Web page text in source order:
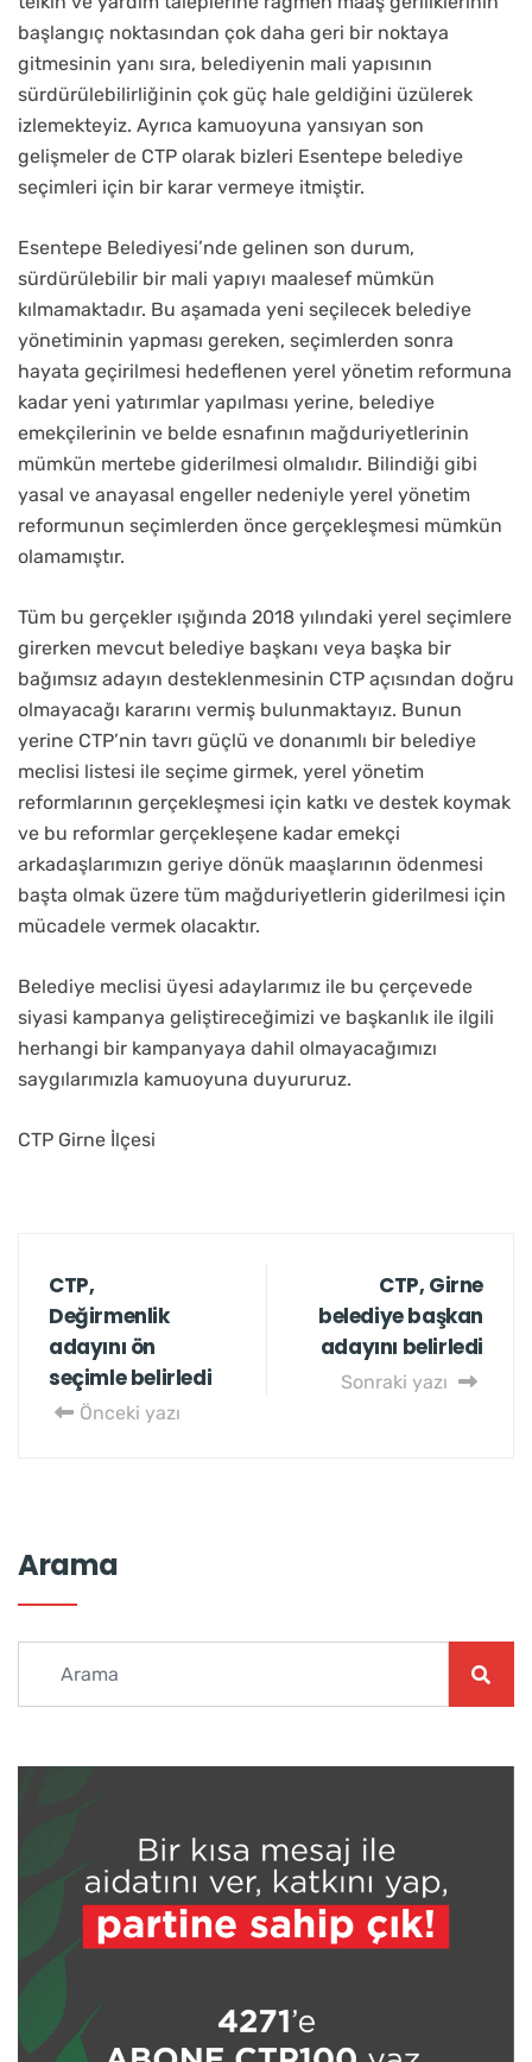
başlangıç noktasından çok daha geri bir noktaya
gitmesinin yanı sıra, belediyenin mali yapısının
sürdürülebilirliğinin çok güç hale geldiğini üzülerek
izlemekteyiz. Ayrıca kamuoyuna yansıyan son
gelişmeler de CTP olarak bizleri Esentepe belediye
seçimleri için bir karar vermeye itmiştir.
Esentepe Belediyesi’nde gelinen son durum,
sürdürülebilir bir mali yapıyı maalesef mümkün
kılmamaktadır. Bu aşamada yeni seçilecek belediye
yönetiminin yapması gereken, seçimlerden sonra
hayata geçirilmesi hedeflenen yerel yönetim reformuna
kadar yeni yatırımlar yapılması yerine, belediye
emekçilerinin ve belde esnafının mağduriyetlerinin
mümkün mertebe giderilmesi olmalıdır. Bilindiği gibi
yasal ve anayasal engeller nedeniyle yerel yönetim
reformunun seçimlerden önce gerçekleşmesi mümkün
olamamıştır.
Tüm bu gerçekler ışığında 2018 yılındaki yerel seçimlere
girerken mevcut belediye başkanı veya başka bir
bağımsız adayın desteklenmesinin CTP açısından doğru
olmayacağı kararını vermiş bulunmaktayız. Bunun
yerine CTP’nin tavrı güçlü ve donanımlı bir belediye
meclisi listesi ile seçime girmek, yerel yönetim
reformlarının gerçekleşmesi için katkı ve destek koymak
ve bu reformlar gerçekleşene kadar emekçi
arkadaşlarımızın geriye dönük maaşlarının ödenmesi
başta olmak üzere tüm mağduriyetlerin giderilmesi için
mücadele vermek olacaktır.
Belediye meclisi üyesi adaylarımız ile bu çerçevede
siyasi kampanya geliştireceğimizi ve başkanlık ile ilgili
herhangi bir kampanyaya dahil olmayacağımızı
saygılarımızla kamuoyuna duyururuz.
CTP Girne İlçesi
CTP,
Değirmenlik
adayını ön
seçimle belirledi
Önceki yazı
CTP, Girne
belediye başkan
adayını belirledi
Sonraki yazı
Arama